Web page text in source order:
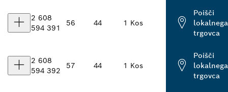
2 608
594 391
56 44 1 Kos
Poišči
lokalnega
trgovca
2 608
594 392
57 44 1 Kos
Poišči
lokalnega
trgovca